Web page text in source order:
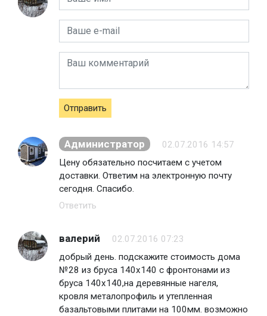
Отправить
Администратор
02.07.2016 14:57
Цену обязательно посчитаем с учетом
доставки. Ответим на электронную почту
сегодня. Спасибо.
Ответить
валерий
02.07.2016 07:23
добрый день. подскажите стоимость дома
№28 из бруса 140х140 с фронтонами из
бруса 140х140,на деревянные нагеля,
кровля металопрофиль и утепленная
базальтовыми плитами на 100мм. возможно